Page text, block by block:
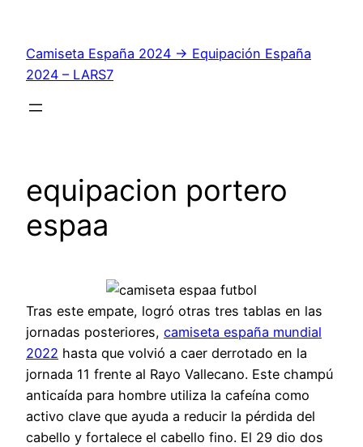
contenido
Camiseta España 2024 → Equipación España
2024 – LARS7
equipacion portero
espaa
Tras este empate, logró otras tres tablas en las
jornadas posteriores, camiseta españa mundial
2022 hasta que volvió a caer derrotado en la
jornada 11 frente al Rayo Vallecano. Este champú
anticaída para hombre utiliza la cafeína como
activo clave que ayuda a reducir la pérdida del
cabello y fortalece el cabello fino. El 29 dio dos